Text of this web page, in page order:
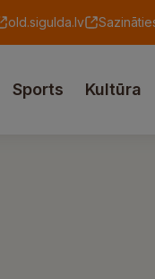
old.sigulda.lv
Sports Kultūra